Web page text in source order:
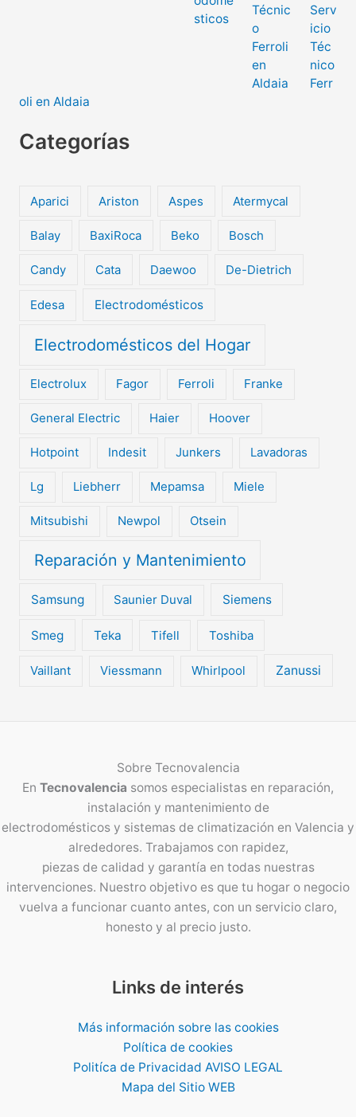
Serv
icio
Téc
nico
Ferr
oli en Aldaia
Categorías
Aparici Ariston Aspes Atermycal
Balay BaxiRoca Beko Bosch
Candy Cata Daewoo De-Dietrich
Edesa Electrodomésticos
Electrodomésticos del Hogar
Electrolux Fagor Ferroli Franke
General Electric Haier Hoover
Hotpoint Indesit Junkers Lavadoras
Lg Liebherr Mepamsa Miele
Mitsubishi Newpol Otsein
Reparación y Mantenimiento
Samsung Saunier Duval Siemens
Smeg Teka Tifell Toshiba
Vaillant Viessmann Whirlpool Zanussi
Sobre Tecnovalencia
En Tecnovalencia somos especialistas en reparación,
instalación y mantenimiento de
electrodomésticos y sistemas de climatización en Valencia y
alrededores. Trabajamos con rapidez,
piezas de calidad y garantía en todas nuestras
intervenciones. Nuestro objetivo es que tu hogar o negocio
vuelva a funcionar cuanto antes, con un servicio claro,
honesto y al precio justo.
Links de interés
Más información sobre las cookies
Política de cookies
Politíca de Privacidad AVISO LEGAL
Mapa del Sitio WEB